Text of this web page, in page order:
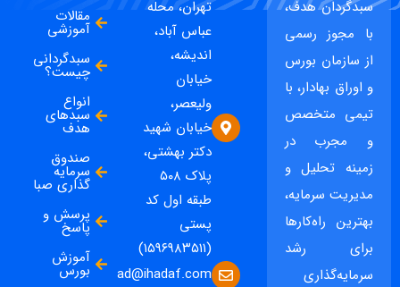
سبدگردان هدف،
با مجوز رسمی
از سازمان بورس
و اوراق بهادار، با
تیمی متخصص
و مجرب در
زمینه تحلیل و
مدیریت سرمایه،
بهترین راه‌کارها
برای رشد
سرمایه‌گذاری
تهران، محله
عباس آباد،
اندیشه،
خیابان
ولیعصر،
خیابان شهید
دکتر بهشتی،
پلاک ۵۰۸
طبقه اول کد
پستی
(۱۵۹۶۹۸۳۵۱۱)
ad@ihadaf.com
مقالات
آموزشی
سبدگردانی
چیست؟
انواع
سبدهای
هدف
صندوق
سرمایه
گذاری صبا
پرسش و
پاسخ
آموزش
بورس